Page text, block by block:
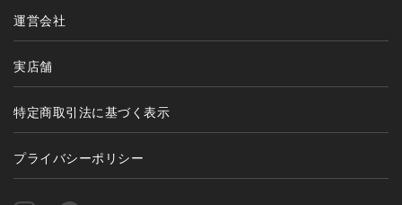
運営会社
実店舗
特定商取引法に基づく表示
プライバシーポリシー